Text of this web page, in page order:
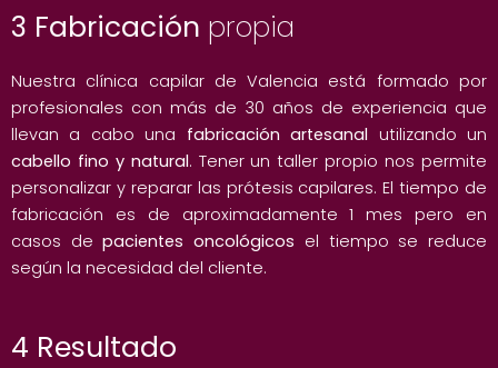
3 Fabricación propia
Nuestra clínica capilar de Valencia está formado por
profesionales con más de 30 años de experiencia que
llevan a cabo una fabricación artesanal utilizando un
cabello fino y natural. Tener un taller propio nos permite
personalizar y reparar las prótesis capilares. El tiempo de
fabricación es de aproximadamente 1 mes pero en
casos depacientes oncológicos el tiempo se reduce
según la necesidad del cliente.
4 Resultado